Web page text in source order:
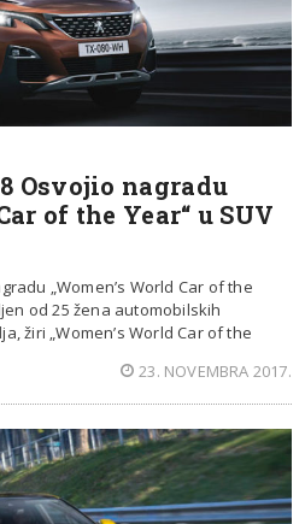
Osvojio nagradu
of the Year“ u SUV
„Women’s World Car of the
od 25 žena automobilskih
žiri „Women’s World Car of the
23. NOVEMBRA 2017.